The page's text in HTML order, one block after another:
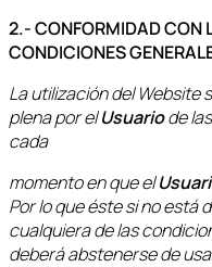
2.- CONFORMIDAD CON
CONDICIONES
La utilización del Website
plena por elUsuariode
cada
momento en que el
Por lo que éste si no está
cualquiera de las
deberá abstenerse de